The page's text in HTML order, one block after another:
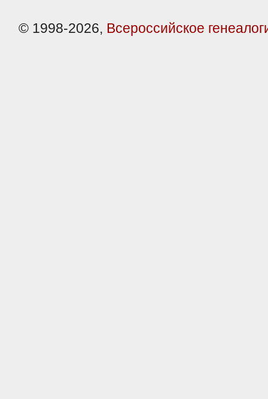
© 1998-2026, Всероссийское